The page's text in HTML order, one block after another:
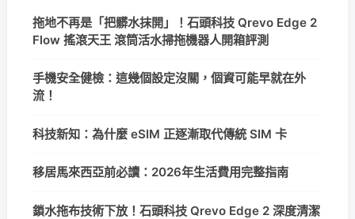
拖地不再是「把髒水抹開」！石頭科技 Qrevo Edge 2
Flow 搖滾天王 滾筒活水掃拖機器人開箱評測
手機安全健檢：這幾個設定沒關，個資可能早就在外
流！
科技新知：為什麼 eSIM 正逐漸取代傳統 SIM 卡
移居馬來西亞前必讀：2026年生活費用完整指南
鎖水拖布技術下放！石頭科技 Qrevo Edge 2 深度清潔